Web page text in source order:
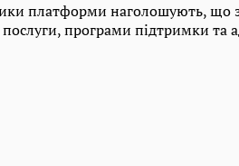
платформи наголошують, що
програми підтримки та